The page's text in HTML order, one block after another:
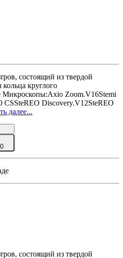
состоящий из твердой
круглого
Микроскопы:Axio Zoom.V16Stemi
CSSteREO Discovery.V12SteREO
далее...
состоящий из твердой